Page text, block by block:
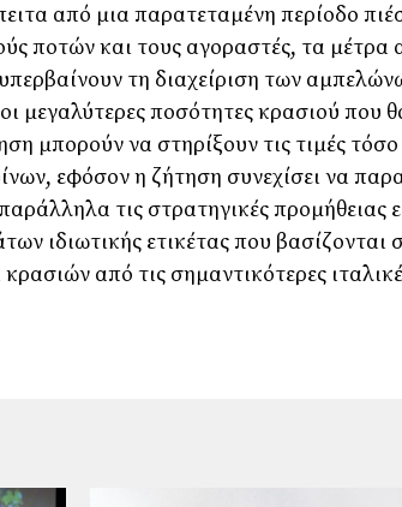
από μια παρατεταμένη περίοδο
ποτών και τους αγοραστές, τα μέτρα
τη διαχείριση των
μεγαλύτερες ποσότητες κρασιού που
μπορούν να στηρίξουν τις τιμές
εφόσον η ζήτηση συνεχίσει να
τις στρατηγικές προμήθειας
ιδιωτικής ετικέτας που βασίζονται
από τις σημαντικότερες